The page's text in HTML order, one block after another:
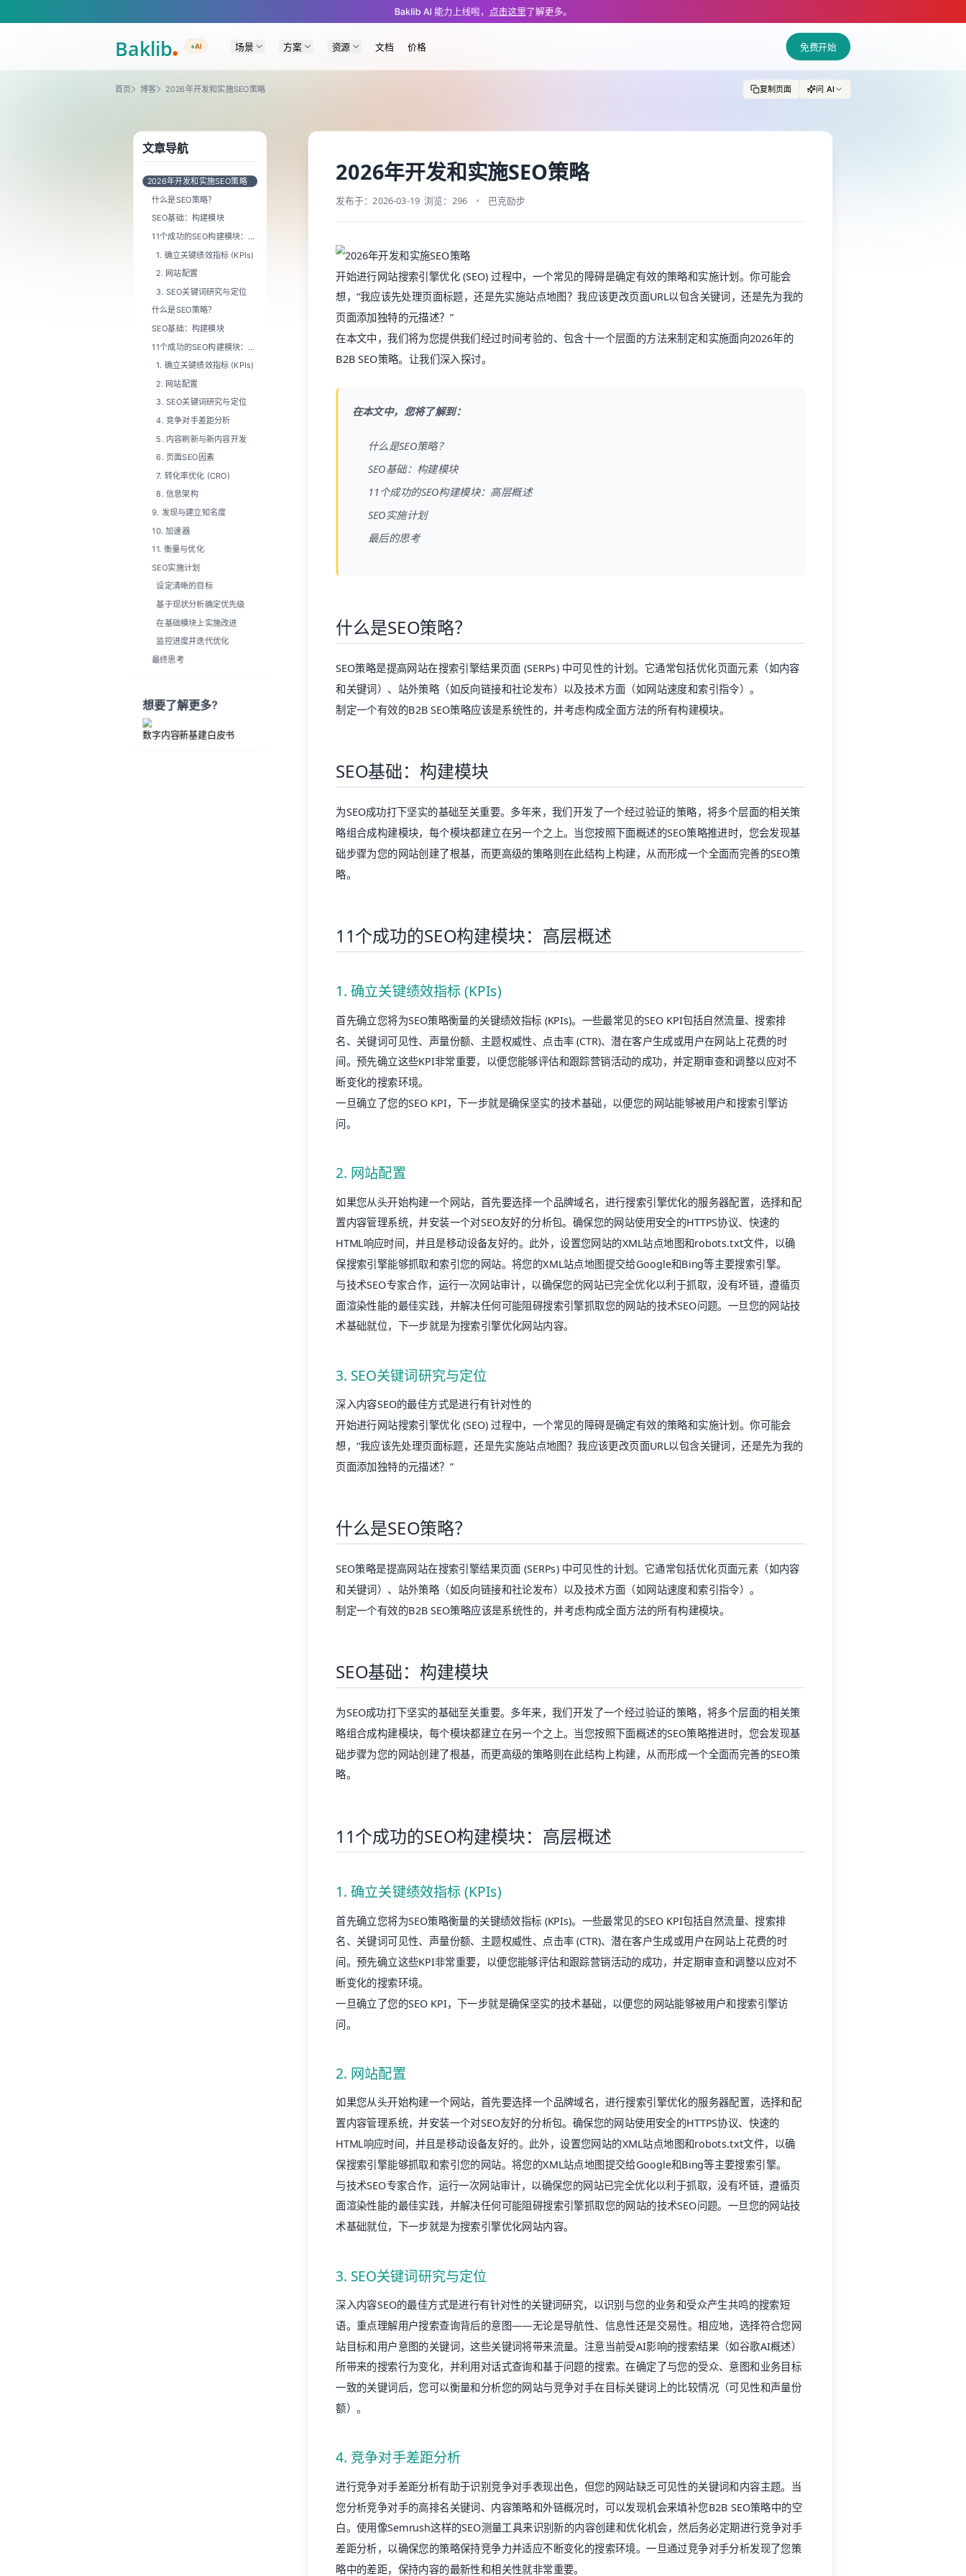
A Markdown version of this page is available at https://www.baklib.com/blog/developing-an-seo-strategy.md — optimized for AI and LLM tools.
Baklib AI 能力上线啦， 点击这里了解更多。
+AI 场景 方案 资源 文档 价格 免费开始
首页 博客 2026年开发和实施SEO策略 复制页面 问 AI
文章导航
2026年开发和实施SEO策略
什么是SEO策略？
SEO基础：构建模块
11个成功的SEO构建模块：高
1. 确立关键绩效指标 (KPIs)
2. 网站配置
3. SEO关键词研究与定位
什么是SEO策略？
SEO基础：构建模块
11个成功的SEO构建模块：高
1. 确立关键绩效指标 (KPIs)
2. 网站配置
3. SEO关键词研究与定位
4. 竞争对手差距分析
5. 内容刷新与新内容开发
6. 页面SEO因素
7. 转化率优化 (CRO)
8. 信息架构
9. 发现与建立知名度
10. 加速器
11. 衡量与优化
SEO实施计划
设定清晰的目标
基于现状分析确定优先级
在基础模块上实施改进
监控进度并迭代优化
最终思考
想要了解更多?
数字内容新基建白皮书
2026年开发和实施SEO策略
发布于：2026-03-19 浏览：296 巴克励步
开始进行网站搜索引擎优化 (SEO) 过程中，一个常见的障碍是确定有效的策略和实施计划。你可能会
想，“我应该先处理页面标题，还是先实施站点地图？我应该更改页面URL以包含关键词，还是先为我的
页面添加独特的元描述？”
在本文中，我们将为您提供我们经过时间考验的、包含十一个层面的方法来制定和实施面向2026年的
B2BSEO策略。让我们深入探讨。
在本文中，您将了解到：
什么是SEO策略？
SEO基础：构建模块
11个成功的SEO构建模块：高层概述
SEO实施计划
最后的思考
什么是SEO策略？
SEO策略是提高网站在搜索引擎结果页面 (SERPs) 中可见性的计划。它通常包括优化页面元素（如内容
和关键词）、站外策略（如反向链接和社论发布）以及技术方面（如网站速度和索引指令）。
制定一个有效的B2B SEO策略应该是系统性的，并考虑构成全面方法的所有构建模块。
SEO基础：构建模块
为SEO成功打下坚实的基础至关重要。多年来，我们开发了一个经过验证的策略，将多个层面的相关策
略组合成构建模块，每个模块都建立在另一个之上。当您按照下面概述的SEO策略推进时，您会发现基
础步骤为您的网站创建了根基，而更高级的策略则在此结构上构建，从而形成一个全面而完善的SEO策
略。
11个成功的SEO构建模块：高层概述
1. 确立关键绩效指标 (KPIs)
首先确立您将为SEO策略衡量的关键绩效指标 (KPIs)。一些最常见的SEO KPI包括自然流量、搜索排
名、关键词可见性、声量份额、主题权威性、点击率 (CTR)、潜在客户生成或用户在网站上花费的时
间。预先确立这些KPI非常重要，以便您能够评估和跟踪营销活动的成功，并定期审查和调整以应对不
断变化的搜索环境。
一旦确立了您的SEO KPI，下一步就是确保坚实的技术基础，以便您的网站能够被用户和搜索引擎访
问。
2. 网站配置
如果您从头开始构建一个网站，首先要选择一个品牌域名，进行搜索引擎优化的服务器配置，选择和配
置内容管理系统，并安装一个对SEO友好的分析包。确保您的网站使用安全的HTTPS协议、快速的
HTML响应时间，并且是移动设备友好的。此外，设置您网站的XML站点地图和robots.txt文件，以确
保搜索引擎能够抓取和索引您的网站。将您的XML站点地图提交给Google和Bing等主要搜索引擎。
与技术SEO专家合作，运行一次网站审计，以确保您的网站已完全优化以利于抓取，没有坏链，遵循页
面渲染性能的最佳实践，并解决任何可能阻碍搜索引擎抓取您的网站的技术SEO问题。一旦您的网站技
术基础就位，下一步就是为搜索引擎优化网站内容。
3. SEO关键词研究与定位
深入内容SEO的最佳方式是进行有针对性的
开始进行网站搜索引擎优化 (SEO) 过程中，一个常见的障碍是确定有效的策略和实施计划。你可能会
想，“我应该先处理页面标题，还是先实施站点地图？我应该更改页面URL以包含关键词，还是先为我的
页面添加独特的元描述？”
什么是SEO策略？
SEO策略是提高网站在搜索引擎结果页面 (SERPs) 中可见性的计划。它通常包括优化页面元素（如内容
和关键词）、站外策略（如反向链接和社论发布）以及技术方面（如网站速度和索引指令）。
制定一个有效的B2B SEO策略应该是系统性的，并考虑构成全面方法的所有构建模块。
SEO基础：构建模块
为SEO成功打下坚实的基础至关重要。多年来，我们开发了一个经过验证的策略，将多个层面的相关策
略组合成构建模块，每个模块都建立在另一个之上。当您按照下面概述的SEO策略推进时，您会发现基
础步骤为您的网站创建了根基，而更高级的策略则在此结构上构建，从而形成一个全面而完善的SEO策
略。
11个成功的SEO构建模块：高层概述
1. 确立关键绩效指标 (KPIs)
首先确立您将为SEO策略衡量的关键绩效指标 (KPIs)。一些最常见的SEO KPI包括自然流量、搜索排
名、关键词可见性、声量份额、主题权威性、点击率 (CTR)、潜在客户生成或用户在网站上花费的时
间。预先确立这些KPI非常重要，以便您能够评估和跟踪营销活动的成功，并定期审查和调整以应对不
断变化的搜索环境。
一旦确立了您的SEO KPI，下一步就是确保坚实的技术基础，以便您的网站能够被用户和搜索引擎访
问。
2. 网站配置
如果您从头开始构建一个网站，首先要选择一个品牌域名，进行搜索引擎优化的服务器配置，选择和配
置内容管理系统，并安装一个对SEO友好的分析包。确保您的网站使用安全的HTTPS协议、快速的
HTML响应时间，并且是移动设备友好的。此外，设置您网站的XML站点地图和robots.txt文件，以确
保搜索引擎能够抓取和索引您的网站。将您的XML站点地图提交给Google和Bing等主要搜索引擎。
与技术SEO专家合作，运行一次网站审计，以确保您的网站已完全优化以利于抓取，没有坏链，遵循页
面渲染性能的最佳实践，并解决任何可能阻碍搜索引擎抓取您的网站的技术SEO问题。一旦您的网站技
术基础就位，下一步就是为搜索引擎优化网站内容。
3. SEO关键词研究与定位
深入内容SEO的最佳方式是进行有针对性的关键词研究，以识别与您的业务和受众产生共鸣的搜索短
语。重点理解用户搜索查询背后的意图——无论是导航性、信息性还是交易性。相应地，选择符合您网
站目标和用户意图的关键词，这些关键词将带来流量。注意当前受AI影响的搜索结果（如谷歌AI概述）
所带来的搜索行为变化，并利用对话式查询和基于问题的搜索。在确定了与您的受众、意图和业务目标
一致的关键词后，您可以衡量和分析您的网站与竞争对手在目标关键词上的比较情况（可见性和声量份
额）。
4. 竞争对手差距分析
进行竞争对手差距分析有助于识别竞争对手表现出色，但您的网站缺乏可见性的关键词和内容主题。当
您分析竞争对手的高排名关键词、 内容策略和外链概况时，可以发现机会来填补您B2B SEO策略中的空
白。使用像Semrush这样的SEO测量工具来识别新的内容创建和优化机会，然后务必定期进行竞争对手
差距分析，以确保您的策略保持竞争力并适应不断变化的搜索环境。一旦通过竞争对手分析发现了您策
略中的差距，保持内容的最新性和相关性就非常重要。